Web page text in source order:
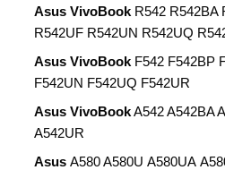
Asus VivoBook R542 R542BA
R542UF R542UN R542UQ
Asus VivoBook F542 F542BP
F542UN F542UQ F542UR
Asus VivoBookA542 A542BA
A542UR
Asus A580 A580U A580UA